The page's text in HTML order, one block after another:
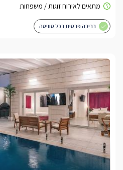
בריכה פרטית בכל סוויטה